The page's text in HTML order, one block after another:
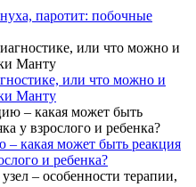
паротит: побочные
или что можно и
Манту
– какая может быть реакция
и ребенка?